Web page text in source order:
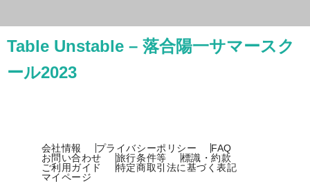
Table Unstable – 落合陽一サマースク
ール2023
会社情報 プライバシーポリシー
FAQ
お問い合わせ
旅行条件等
標識・約款
ご利用ガイド
特定商取引法に基づく表記
マイページ